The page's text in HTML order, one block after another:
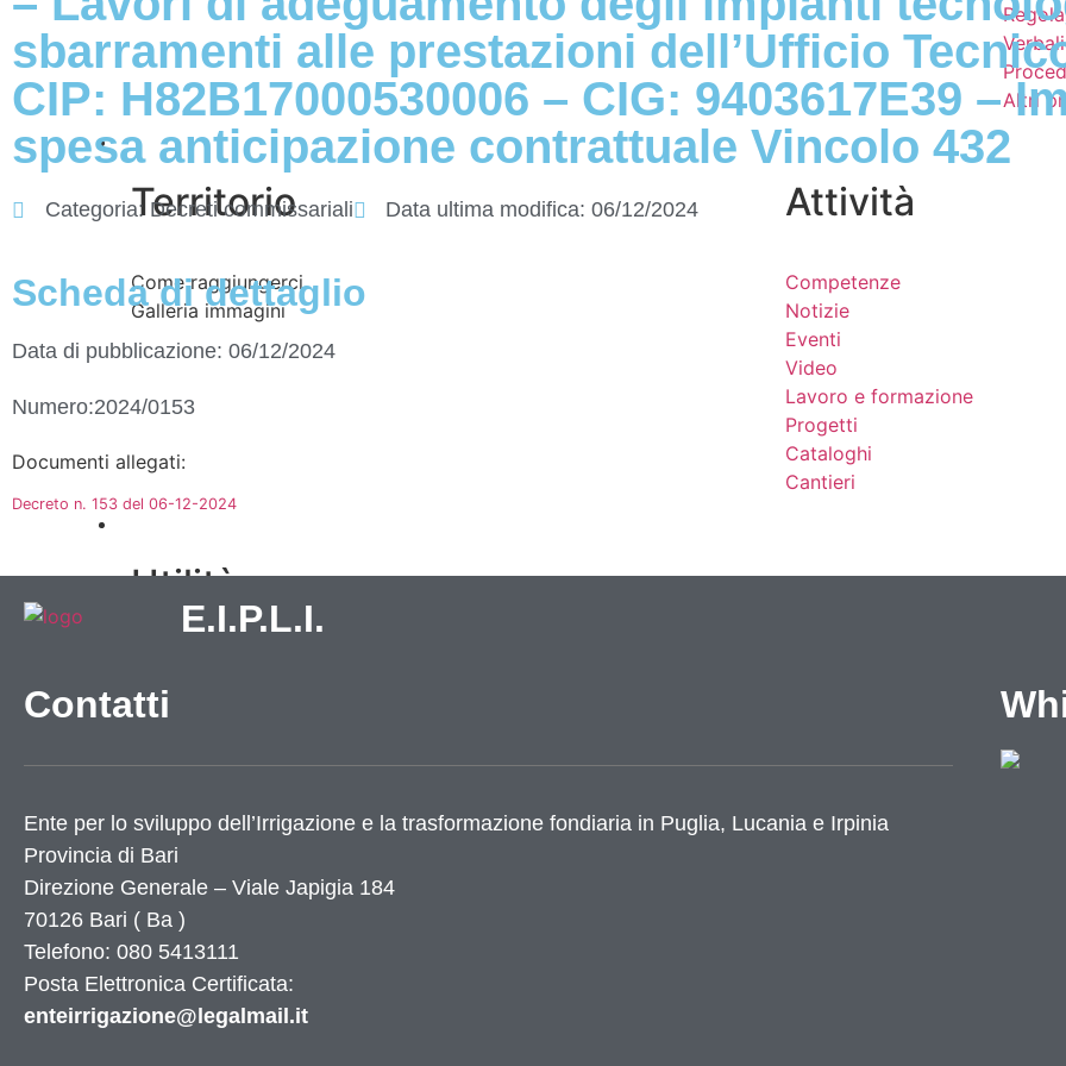
Verbali
Altri
Vivere l’Ente
Territorio
Come raggiungerci
Galleria immagini
Attività
Competenze
Notizie
Eventi
Video
Lavoro e formazione
Progetti
Cataloghi
Cantieri
Utilità
Numeri utili
Elenco siti tematici
Mappa del sito
Elenco banner
Elenco partner
X
sbarramenti alle prestazioni dell’Ufficio
CIP: H82B17000530006 – CIG: 9403617E39 –
spesa anticipazione contrattuale Vincolo 432
Categoria: Decreti commissariali Data ultima modifica: 06/12/2024
Scheda di dettaglio
Data di pubblicazione: 06/12/2024
Numero:2024/0153
Documenti allegati:
Decreto n. 153 del 06-12-2024
E.I.P.L.I.
Contatti
Ente per lo sviluppo dell’Irrigazione e la trasformazione fondiaria in Puglia, Lucania e Irpinia
Provincia di Bari
Direzione Generale – Viale Japigia 184
70126 Bari ( Ba )
Telefono: 080 5413111
Posta Elettronica Certificata:
enteirrigazione@legalmail.it